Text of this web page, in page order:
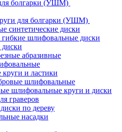
болгарки (УШМ)
для болгарки (УШМ)
синтетические диски
шлифовальные диски
абразивные
круги и ластики
шлифовальные
шлифовальные круги и диски
граверов
по дереву
насадки